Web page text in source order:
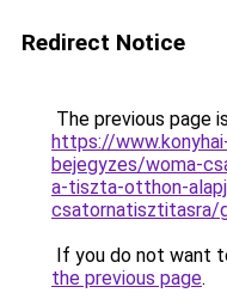
Redirect Notice
The previous page
https://
bejegyzes/woma-
a-tiszta-otthon-
csatornatisztitasra/
If you do not want
the previous page.